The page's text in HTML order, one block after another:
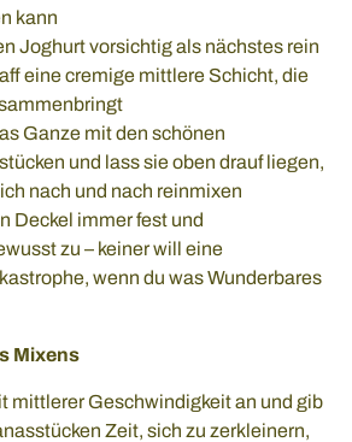
kann
Joghurt vorsichtig als nächstes rein
eine cremige mittlere Schicht, die
Ganze mit den schönen
und lass sie oben drauf liegen,
nach und nach reinmixen
Deckel immer fest und
zu – keiner will eine
wenn du was Wunderbares
Mixens
mittlerer Geschwindigkeit an und gib
Zeit, sich zu zerkleinern,